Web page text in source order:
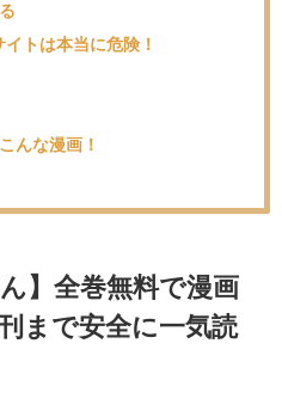
トは本当に危険！
んな漫画！
】全巻無料で漫画
まで安全に一気読